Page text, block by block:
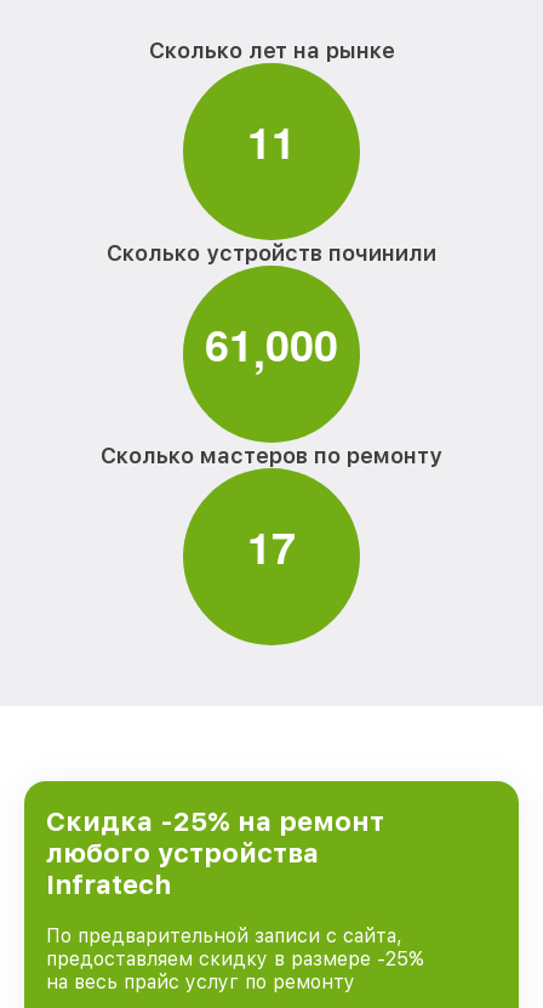
Сколько лет на рынке
11
Сколько устройств починили
61,000
Сколько мастеров по ремонту
17
Скидка -25% на ремонт
любого устройства
Infratech
По предварительной записи с сайта,
предоставляем скидку в размере -25%
на весь прайс услуг по ремонту